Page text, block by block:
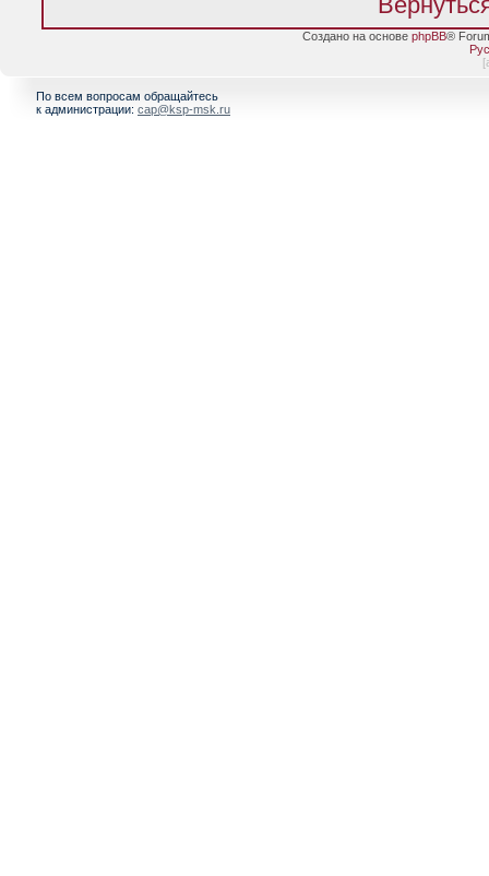
Создано на основе phpBB®
[
По всем вопросам обращайтесь
к администрации: cap@ksp-msk.ru